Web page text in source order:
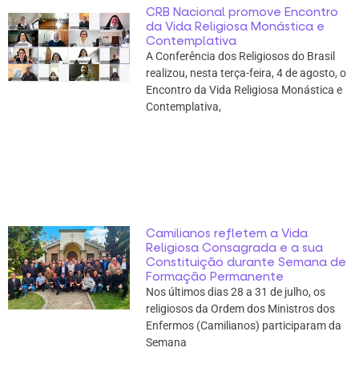
CRB Nacional promove Encontro
da Vida Religiosa Monástica e
Contemplativa
A Conferência dos Religiosos do Brasil
realizou, nesta terça-feira, 4 de agosto, o
Encontro da Vida Religiosa Monástica e
Contemplativa,
Camilianos refletem a Vida
Religiosa Consagrada e a sua
Constituição durante Semana de
Formação Permanente
Nos últimos dias 28 a 31 de julho, os
religiosos da Ordem dos Ministros dos
Enfermos (Camilianos) participaram da
Semana